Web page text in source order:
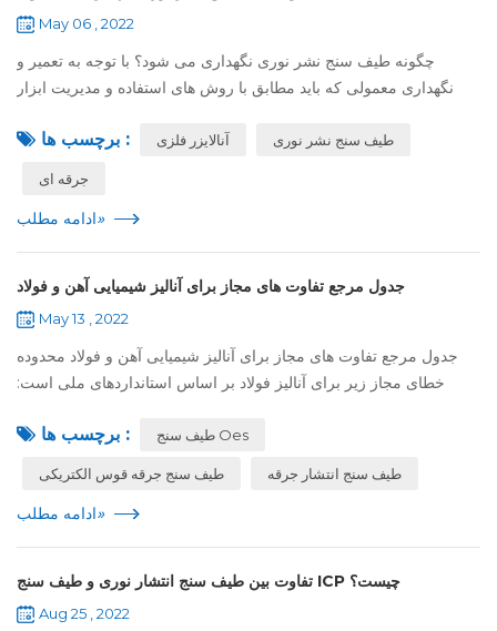
May 06 , 2022
چگونه طیف سنج نشر نوری نگهداری می شود؟ با توجه به تعمیر و
نگهداری معمولی که باید مطابق با روش های استفاده و مدیریت ابزار
بصری , و غیره ... برچسب ها : آنالایزر فلزی طیف سنج نشر نوری
جرقه ای
ادامه مطلب»
جدول مرجع تفاوت های مجاز برای آنالیز شیمیایی آهن و فولاد
May 13 , 2022
جدول مرجع تفاوت های مجاز برای آنالیز شیمیایی آهن و فولاد محدوده
خطای مجاز زیر برای آنالیز فولاد بر اساس استانداردهای ملی است:
1997, منگنز...
برچسب ها : طیف سنج Oes
طیف سنج جرقه قوس الکتریکی طیف سنج انتشار جرقه
ادامه مطلب»
تفاوت بین طیف سنج انتشار نوری و طیف سنج ICP چیست؟
Aug 25 , 2022